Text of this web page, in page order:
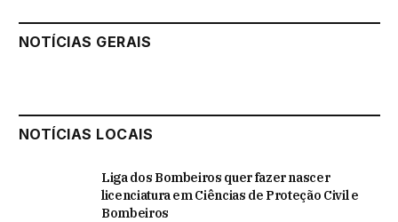
NOTÍCIAS GERAIS
NOTÍCIAS LOCAIS
Liga dos Bombeiros quer fazer nascer
licenciatura em Ciências de Proteção Civil e
Bombeiros